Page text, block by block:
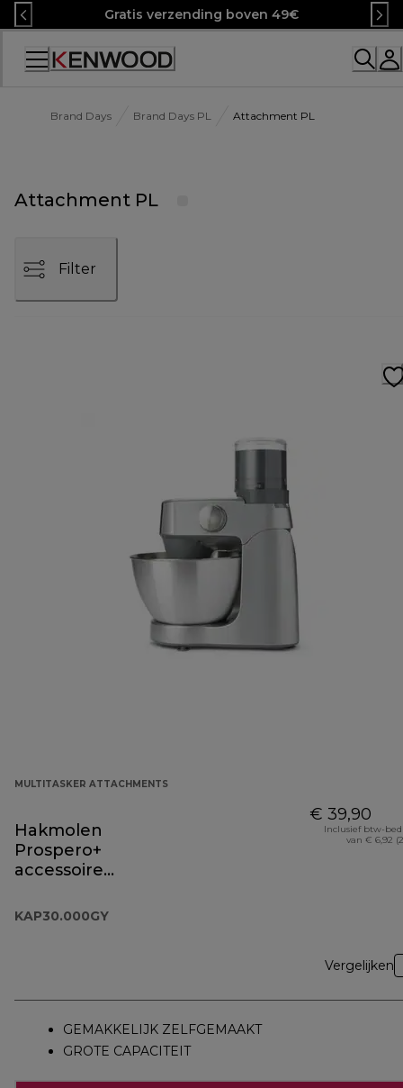
Skip
to
Content
Gratis verzending boven 49€
Accessibility
Brand Days Brand Days PL Attachment PL
Attachment PL
Filter
MULTITASKER ATTACHMENTS
Hakmolen
Prospero+
accessoire
KAP30.000GY
€ 39,90
Inclusief btw-
van € 6,92
Vergelijken
GEMAKKELIJK ZELFGEMAAKT
GROTE CAPACITEIT